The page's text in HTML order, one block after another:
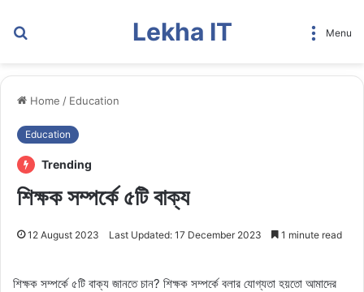
Lekha IT Menu
Home / Education
Education
Trending
শিক্ষক সম্পর্কে ৫টি বাক্য
12 August 2023 Last Updated: 17 December 2023 1 minute read
শিক্ষক সম্পর্কে ৫টি বাক্য জানতে চান? শিক্ষক সম্পর্কে বলার যোগ্যতা হয়তো আমাদের